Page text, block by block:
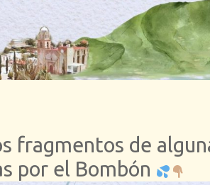
fragmentos de
por el Bombón